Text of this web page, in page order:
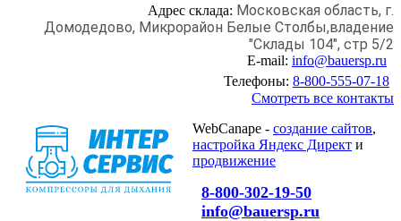
Адрес склада: Московская область, г.
Домодедово, Микрорайон Белые Столбы,владение
"Склады 104", стр 5/2
E-mail: info@bauersp.ru
Телефоны: 8-800-555-07-18
Смотреть все контакты
WebCanape - создание сайтов,
настройка Яндекс Директ и
продвижение
8-800-302-19-50
info@bauersp.ru